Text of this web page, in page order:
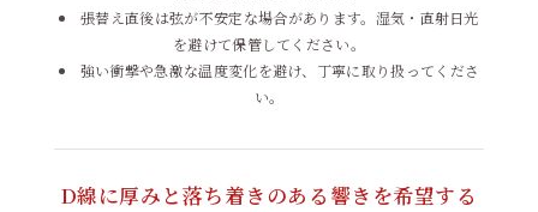
張替え直後は弦が不安定な場合があります。湿気・直射日光
を避けて保管してください。
強い衝撃や急激な温度変化を避け、丁寧に取り扱ってくださ
い。
D線に厚みと落ち着きのある響きを希望する